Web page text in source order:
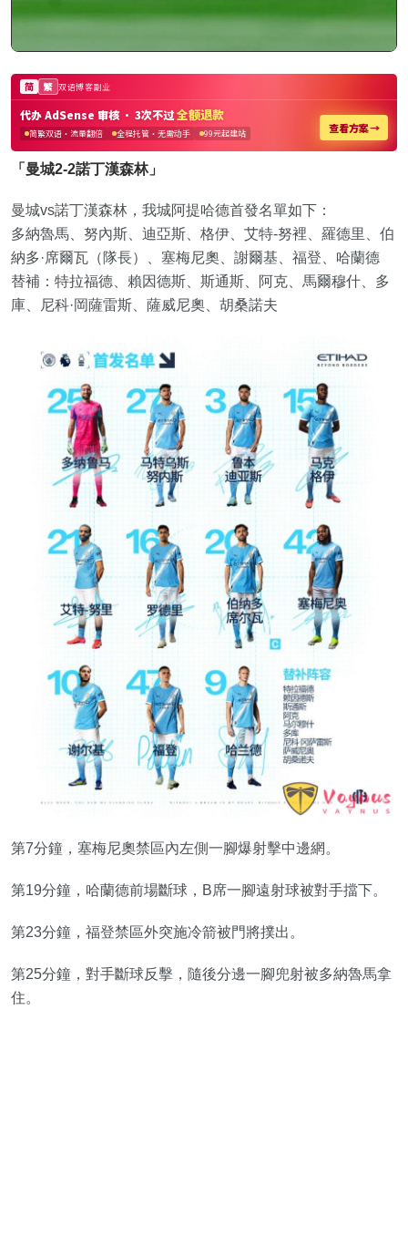
「曼城2-2諾丁漢森林」
曼城vs諾丁漢森林，我城阿提哈德首發名單如下：
多納魯馬、努內斯、迪亞斯、格伊、艾特-努裡、羅德里、伯
納多·席爾瓦（隊長）、塞梅尼奧、謝爾基、福登、哈蘭德
替補：特拉福德、賴因德斯、斯通斯、阿克、馬爾穆什、多
庫、尼科·岡薩雷斯、薩威尼奧、胡桑諾夫
第7分鐘，塞梅尼奧禁區內左側一腳爆射擊中邊網。
第19分鐘，哈蘭德前場斷球，B席一腳遠射球被對手擋下。
第23分鐘，福登禁區外突施冷箭被門將撲出。
第25分鐘，對手斷球反擊，隨後分邊一腳兜射被多納魯馬拿
住。